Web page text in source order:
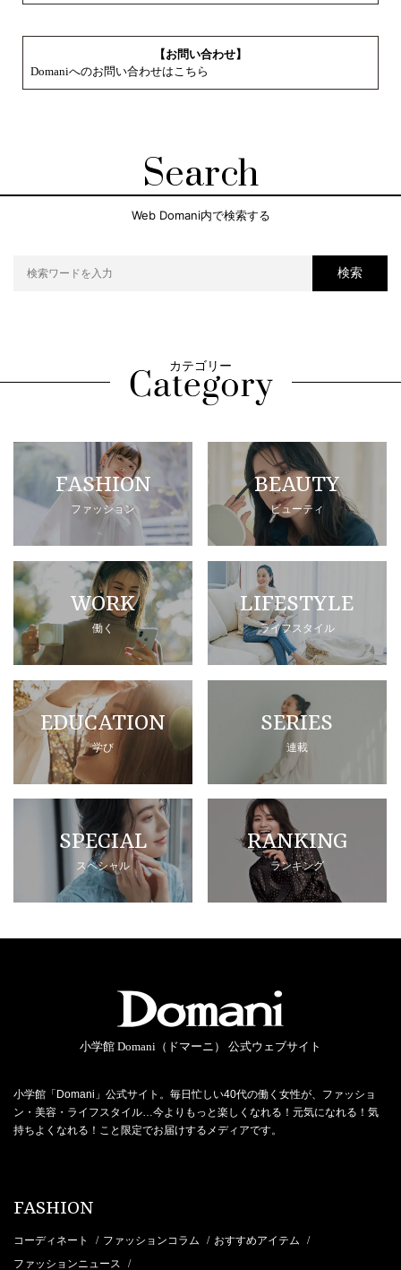
【お問い合わせ】
Domaniへのお問い合わせはこちら
Search
Web Domani内で検索する
検索
カテゴリー
FASHION
ファッション
BEAUTY
ビューティ
WORK
働く
LIFESTYLE
ライフスタイル
EDUCATION
学び
SERIES
連載
SPECIAL
スペシャル
RANKING
ランキング
小学館 Domani（ドマーニ） 公式ウェブサイト
小学館「Domani」公式サイト。毎日忙しい40代の働く女性が、ファッショ
ン・美容・ライフスタイル…今よりもっと楽しくなれる！元気になれる！気
持ちよくなれる！こと限定でお届けするメディアです。
FASHION
コーディネート / ファッションコラム / おすすめアイテム /
ファッションニュース /